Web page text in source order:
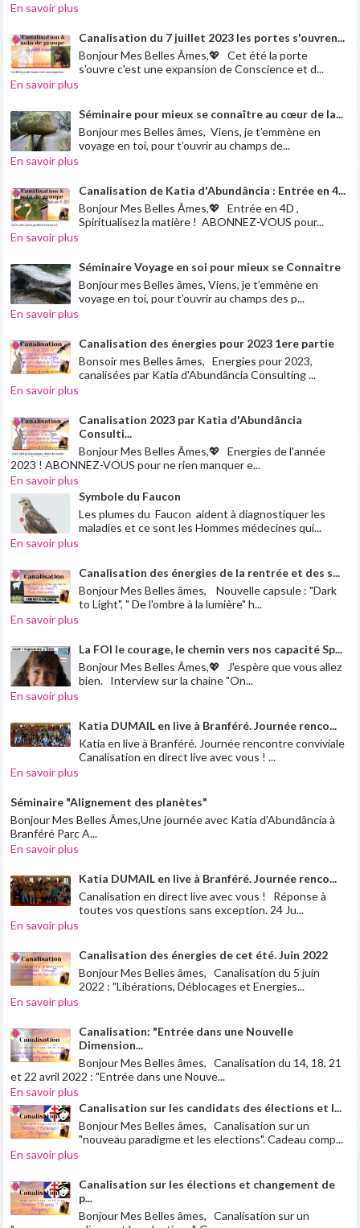
En savoir plus
Canalisation du 7 juillet 2023 les portes s'ouvren...
Bonjour Mes Belles Âmes,💖 Cet été la porte
s'ouvre c'est une expansion de Conscience et d...
En savoir plus
Séminaire pour mieux se connaître au cœur de la...
Bonjour mes Belles âmes, Viens, je t’emmène en
voyage en toi, pour t’ouvrir au champs de...
En savoir plus
Canalisation de Katia d'Abundância : Entrée en 4...
Bonjour Mes Belles Âmes,💖 Entrée en 4D ,
Spiritualisez la matière ! ABONNEZ-VOUS pour...
En savoir plus
Séminaire Voyage en soi pour mieux se Connaitre
Bonjour mes Belles âmes, Viens, je t’emmène en
voyage en toi, pour t’ouvrir au champs des p...
En savoir plus
Canalisation des énergies pour 2023 1ere partie
Bonsoir mes Belles âmes, Energies pour 2023,
canalisées par Katia d'Abundância Consulting ...
En savoir plus
Canalisation 2023 par Katia d'Abundância
Consulti...
Bonjour Mes Belles Âmes,💖 Energies de l'année
2023 ! ABONNEZ-VOUS pour ne rien manquer e...
En savoir plus
Symbole du Faucon
Les plumes du Faucon aident à diagnostiquer les
maladies et ce sont les Hommes médecines qui...
En savoir plus
Canalisation des énergies de la rentrée et des s...
Bonjour Mes Belles âmes, Nouvelle capsule : "Dark
to Light", " De l'ombre à la lumière" h...
En savoir plus
La FOI le courage, le chemin vers nos capacité Sp...
Bonjour Mes Belles Âmes,💖 J'espère que vous allez
bien. Interview sur la chaine "On...
En savoir plus
Katia DUMAIL en live à Branféré. Journée renco...
Katia en live à Branféré. Journée rencontre conviviale
Canalisation en direct live avec vous ! ...
En savoir plus
Séminaire "Alignement des planètes"
Bonjour Mes Belles Âmes,Une journée avec Katia d'Abundância à
Branféré Parc A...
En savoir plus
Katia DUMAIL en live à Branféré. Journée renco...
Canalisation en direct live avec vous ! Réponse à
toutes vos questions sans exception. 24 Ju...
En savoir plus
Canalisation des énergies de cet été. Juin 2022
Bonjour Mes Belles âmes, Canalisation du 5 juin
2022 : "Libérations, Déblocages et Energies...
En savoir plus
Canalisation: "Entrée dans une Nouvelle
Dimension...
Bonjour Mes Belles âmes, Canalisation du 14, 18, 21
et 22 avril 2022 : "Entrée dans une Nouve...
En savoir plus
Canalisation sur les candidats des élections et l...
Bonjour Mes Belles âmes, Canalisation sur un
"nouveau paradigme et les elections". Cadeau comp...
En savoir plus
Canalisation sur les élections et changement de
p...
Bonjour Mes Belles âmes, Canalisation sur un